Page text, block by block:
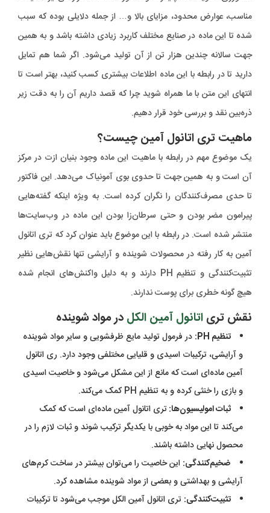
مناسب، عوارض محدود، مزایای بالا و… از جمله دلایلی بوده که سبب
شده تا این ماده در صنایع مختلف کاربرد زیادی داشته باشد و به همین
جهت سالانه چندین هزار تن از آن تولید می‌شود. اگر شما هم تمایل
دارید تا در رابطه با این ماده اطلاعات بیشتری کسب کنید، بهتر است تا
انتهای این متن با ما همراه شوید چرا که قصد داریم آن را به دقت زیر
ذره‌بین نقد و بررسی خود قرار دهیم.
ماهیت تری اتانول آمین چیست؟
یک موضوع مهم در رابطه با ماهیت این ماده وجود بنیان ازت در مرکز
آن است و به همین جهت تا حدوی بوی آمونیاک می‌دهد. این فاکتور
تا حدی مصرف‌کنندگان را نگران کرده است. به ویژه اینکه گفته‌هایی
پیرامون مضر بودن و حتی سرطان‌زا بودن این ماده در وب‌سایت‌ها
منتشر شده است. در رابطه با این موضوع باید عنوان کرد که تری اتانول
آمین به کار رفته در محصولات شوینده و آرایشی تنها نقش‌هایی نظیر
تثبیت‌کنندگی و تنظیم PH دارند و به دلیل واکنش‌های انجام شده
هیچ گونه خطری برای پوست ندارند.
نقش تریاتانول آمین الکلدر مواد شوینده
تنظیم PH:
در فرمول تولید مایع ظرفشویی و سایر مواد شوینده
و آرایشی، ترکیبات اسیدی و قلیایی مختلفی وجود دارد. ری اتانول
آمین ماده‌ای است که مانع از این مشکل می‌شود و خاصیت اسیدی
و بازی را خنثی کرده و به تنظیم PH کمک می‌کند.
ثبات امولیسیون‌ها: تری اتانول آمین ماده‌ای است که کمک
می‌کند تا این مواد به خوبی با یکدیگر ترکیب شوند و ثبات لازم را در
محصول نهایی داشته باشند.
ضخیم‌کنندگی: این خاصیت را می‌توان بیشتر در ساخت کرم‌های
آرایشی و بهداشتی و بعضی از مواد شوینده مشاهده کرد.
تثبیت‌کنندگی‌: تری اتانول آمین الکل موجب می‌شود تا ترکیبات